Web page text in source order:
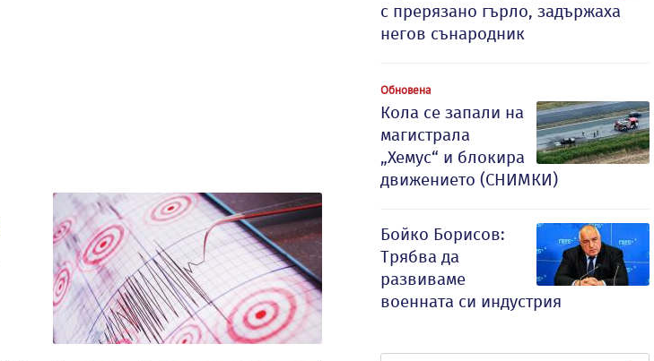
с прерязано гърло, задържаха
негов сънародник
Обновена
Кола се запали на
магистрала
„Хемус“ и блокира
движението (СНИМКИ)
Бойко Борисов:
Трябва да
развиваме
военната си индустрия